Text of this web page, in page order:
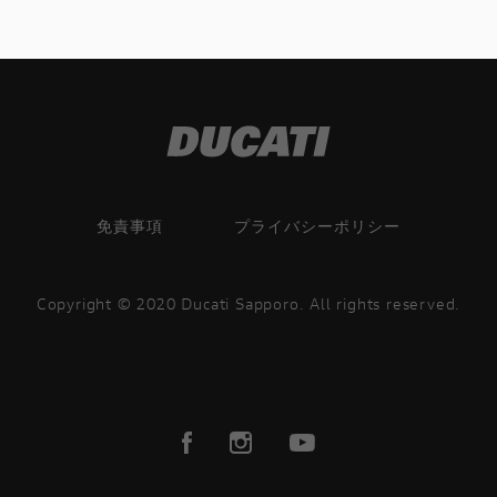
免責事項 プライバシーポリシー
Copyright © 2020 Ducati Sapporo. All rights reserved.